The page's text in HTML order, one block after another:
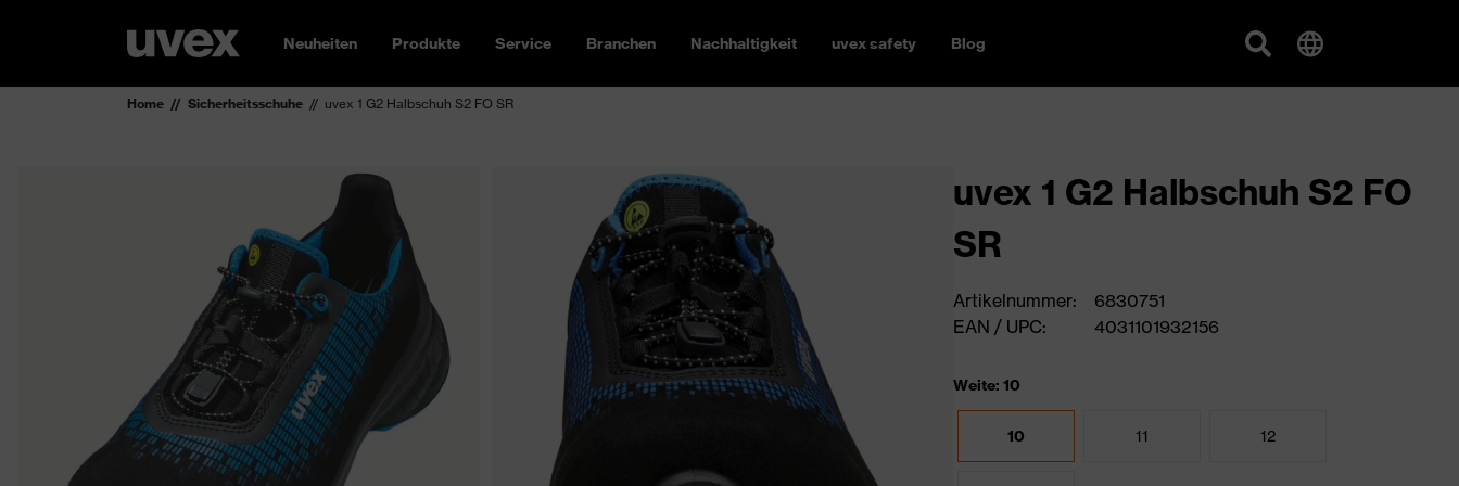
Neuheiten Produkte Service Branchen Nachhaltigkeit uvex safety Blog
Home Sicherheitsschuhe uvex 1 G2 Halbschuh S2 FO SR
uvex 1 G2 Halbschuh S2 FO
SR
Artikelnummer:
6830751
EAN / UPC:
4031101932156
Weite: 10
10 11 12